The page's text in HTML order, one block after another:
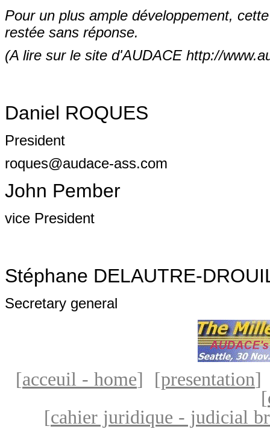
Pour un plus ample développement,
restée sans réponse.
(A lire sur le site d'AUDACE http://
Daniel ROQUES
President
roques@audace-ass.com
John Pember
vice President
Stéphane DELAUTRE-
Secretary general
[acceuil - home] [presentation]
[
[cahier juridique - judicial